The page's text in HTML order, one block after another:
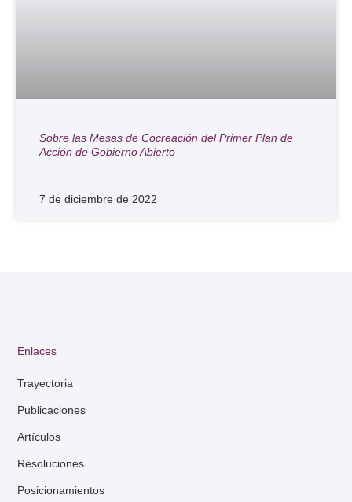
Sobre las Mesas de Cocreación del Primer Plan de
Acción de Gobierno Abierto
7 de diciembre de 2022
Enlaces
Trayectoria
Publicaciones
Artículos
Resoluciones
Posicionamientos